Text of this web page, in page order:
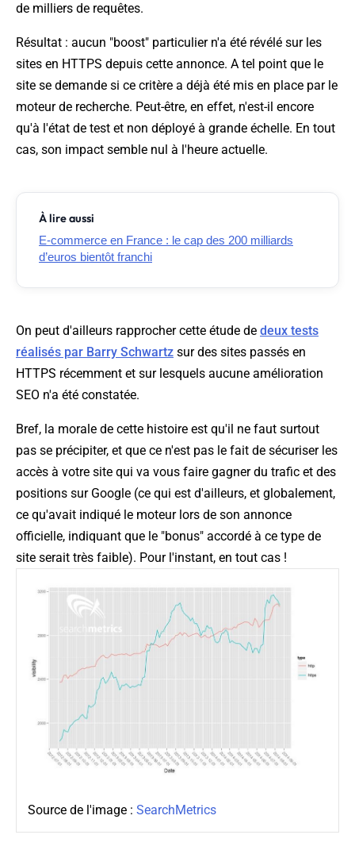
de milliers de requêtes.
Résultat : aucun "boost" particulier n'a été révélé sur les
sites en HTTPS depuis cette annonce. A tel point que le
site se demande si ce critère a déjà été mis en place par le
moteur de recherche. Peut-être, en effet, n'est-il encore
qu'à l'état de test et non déployé à grande échelle. En tout
cas, son impact semble nul à l'heure actuelle.
À lire aussi
E-commerce en France : le cap des 200 milliards
d’euros bientôt franchi
On peut d'ailleurs rapprocher cette étude de deux tests
réalisés par Barry Schwartz sur des sites passés en
HTTPS récemment et sur lesquels aucune amélioration
SEO n'a été constatée.
Bref, la morale de cette histoire est qu'il ne faut surtout
pas se précipiter, et que ce n'est pas le fait de sécuriser les
accès à votre site qui va vous faire gagner du trafic et des
positions sur Google (ce qui est d'ailleurs, et globalement,
ce qu'avait indiqué le moteur lors de son annonce
officielle, indiquant que le "bonus" accordé à ce type de
site serait très faible). Pour l'instant, en tout cas !
Source de l'image : SearchMetrics